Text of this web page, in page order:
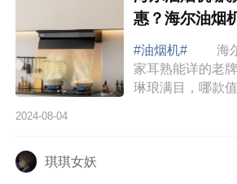
惠？海尔油烟
#油烟机#
海尔
家耳熟能详的老
琳琅满目，哪款
海尔油烟机哪款
2024-08-04
琪琪女妖